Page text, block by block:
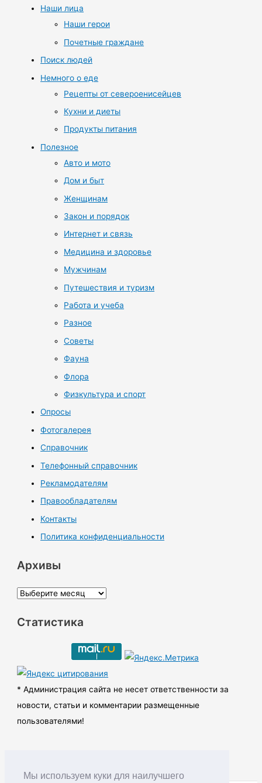
Мы используем куки для наилучшего
Наши лица
Наши герои
Почетные граждане
Поиск людей
Немного о еде
Рецепты от североенисейцев
Кухни и диеты
Продукты питания
Полезное
Авто и мото
Дом и быт
Женщинам
Закон и порядок
Интернет и связь
Медицина и здоровье
Мужчинам
Путешествия и туризм
Работа и учеба
Разное
Советы
Фауна
Флора
Физкультура и спорт
Опросы
Фотогалерея
Справочник
Телефонный справочник
Рекламодателям
Правообладателям
Контакты
Политика конфиденциальности
Архивы
А
х
ы
Статистика
* Администрация сайта не несет ответственности за
новости, статьи и комментарии размещенные
пользователями!